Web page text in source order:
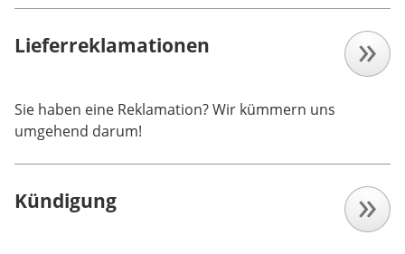
Lieferreklamationen
Sie haben eine Reklamation? Wir kümmern uns
umgehend darum!
Kündigung